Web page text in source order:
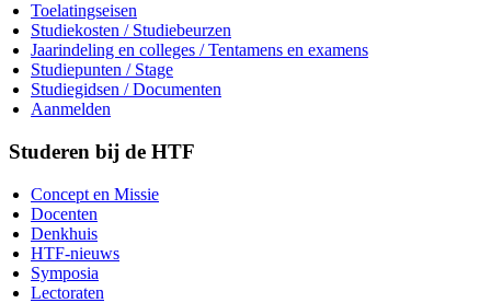
Toelatingseisen
Studiekosten / Studiebeurzen
Jaarindeling en colleges / Tentamens en examens
Studiepunten / Stage
Studiegidsen / Documenten
Aanmelden
Studeren bij de HTF
Concept en Missie
Docenten
Denkhuis
HTF-nieuws
Symposia
Lectoraten